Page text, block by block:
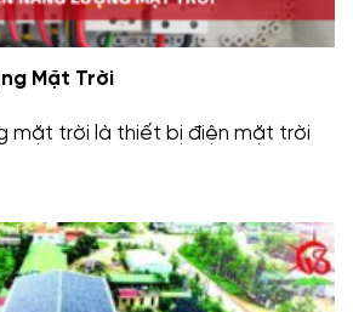
Mặt Trời
mặt trời là thiết bị điện mặt trời